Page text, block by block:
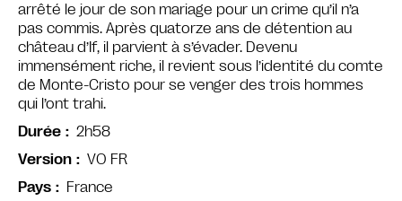
arrêté le jour de son mariage pour un crime qu’il n’a
pas commis. Après quatorze ans de détention au
château d’If, il parvient à s’évader. Devenu
immensément riche, il revient sous l’identité du comte
de Monte-Cristo pour se venger des trois hommes
qui l’ont trahi.
Durée
2h58
Version
VO FR
Pays
France